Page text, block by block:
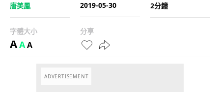
唐美鳳
2019-05-30
2分鐘
字體大小
AAA
分享
ADVERTISEMENT